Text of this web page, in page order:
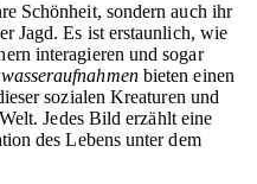
Schönheit, sondern auch ihr
Jagd. Es ist erstaunlich, wie
interagieren und sogar
bieten einen
sozialen Kreaturen und
Jedes Bild erzählt eine
des Lebens unter dem